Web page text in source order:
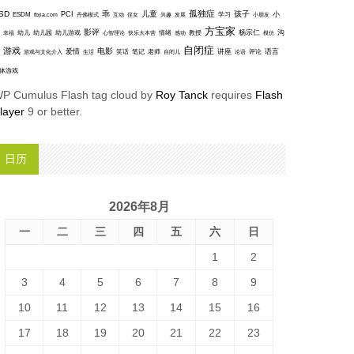
ESDM fbjia.com PCI 丹佛模式 乖 互动 侄女 儿童 兴趣 发展 孤独症 学习 孩子 小朋友 小
幸福 幼儿 幼儿园 幼儿游戏 影评 心智理论 快乐大本营 情绪 感动 教授 方宝家 杨宗仁 模仿 沟
游戏 游戏与文化介入 爱情 生活 电影 笑话 笔记 老师 自闭儿 自闭症 讲座 论语 评论 语言
游戏
Cumulus Flash tag cloud by Roy Tanck requires Flash
9 or better.
日历
2026年8月
一 二 三 四 五 六
日
1
2
3
4 5 6 7 8
9
10
11 12 13 14 15
16
17
18 19 20 21 22
23